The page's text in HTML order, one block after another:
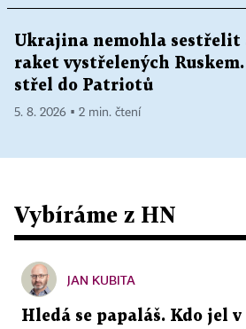
Ukrajina nemohla sestřelit
raket vystřelených
střel do Patriotů
5. 8. 2026 ▪ 2 min. čtení
Vybíráme z HN
JAN KUBITA
Hledá se papaláš. Kdo jel